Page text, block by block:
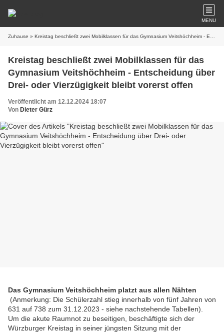
MENU
Zuhause » Kreistag beschließt zwei Mobilklassen für das Gymnasium Veitshöchheim - Entscheidung über Drei- oder Vierzügigkeit bleibt vorerst offen
Kreistag beschließt zwei Mobilklassen für das
Gymnasium Veitshöchheim - Entscheidung über
Drei- oder Vierzügigkeit bleibt vorerst offen
Veröffentlicht am 12.12.2024 18:07
Von Dieter Gürz
Das Gymnasium Veitshöchheim platzt aus allen Nähten
(Anmerkung: Die Schülerzahl stieg innerhalb von fünf Jahren von
631 auf 738 zum 31.12.2023 - siehe nachstehende Tabellen).
Um die akute Raumnot zu beseitigen, beschäftigte sich der
Würzburger Kreistag in seiner jüngsten Sitzung mit der